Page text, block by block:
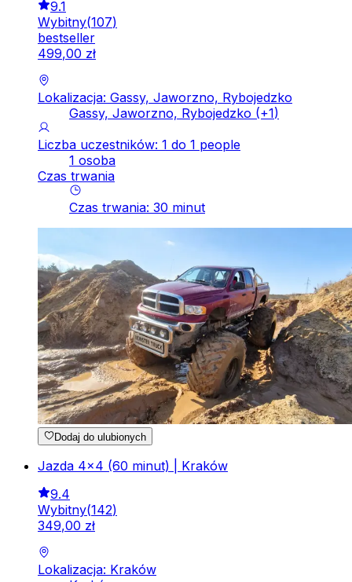
9.1
Wybitny(107)
bestseller
499,00 zł
Lokalizacja: Gassy, Jaworzno, Rybojedzko
Gassy, Jaworzno, Rybojedzko (+1)
Liczba uczestników: 1 do 1 people
1 osoba
Czas trwania
Czas trwania: 30 minut
Dodaj do ulubionych
Jazda 4x4 (60 minut) | Kraków
9.4
Wybitny(142)
349,00 zł
Lokalizacja: Kraków